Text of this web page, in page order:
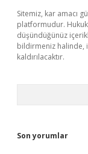
Sitemiz, kar amacı
platformudur.
düşündüğünüz
bildirmeniz halinde,
kaldırılacaktır.
Son yorumlar